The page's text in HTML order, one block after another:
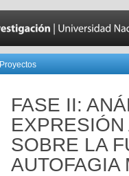
Proyectos
FASE II:
SOBRE LA
AUTOFAGIA